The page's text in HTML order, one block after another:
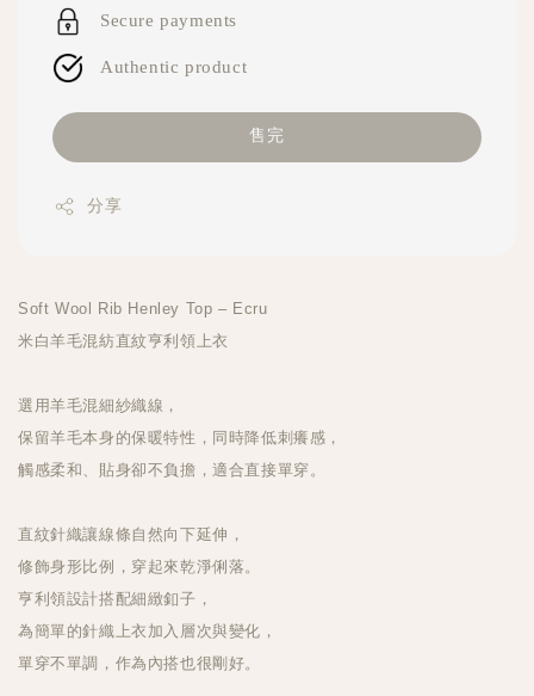
Secure payments
Authentic product
售完
分享
Soft Wool Rib Henley Top – Ecru
米白羊毛混紡直紋亨利領上衣
選用羊毛混細紗織線，
保留羊毛本身的保暖特性，同時降低刺癢感，
觸感柔和、貼身卻不負擔，適合直接單穿。
直紋針織讓線條自然向下延伸，
修飾身形比例，穿起來乾淨俐落。
亨利領設計搭配細緻釦子，
為簡單的針織上衣加入層次與變化，
單穿不單調，作為內搭也很剛好。